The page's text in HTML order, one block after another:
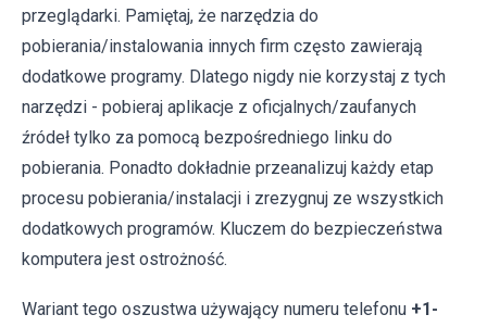
przeglądarki. Pamiętaj, że narzędzia do
pobierania/instalowania innych firm często zawierają
dodatkowe programy. Dlatego nigdy nie korzystaj z tych
narzędzi - pobieraj aplikacje z oficjalnych/zaufanych
źródeł tylko za pomocą bezpośredniego linku do
pobierania. Ponadto dokładnie przeanalizuj każdy etap
procesu pobierania/instalacji i zrezygnuj ze wszystkich
dodatkowych programów. Kluczem do bezpieczeństwa
komputera jest ostrożność.
Wariant tego oszustwa używający numeru telefonu +1-